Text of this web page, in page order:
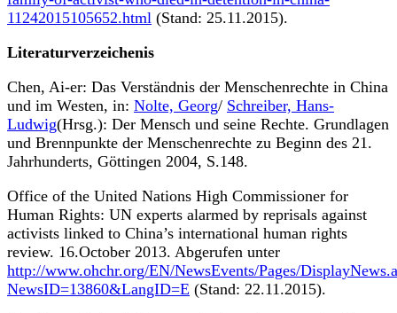
11242015105652.html (Stand: 25.11.2015).
Literaturverzeichenis
Chen, Ai-er: Das Verständnis der Menschenrechte in China
und im Westen, in: Nolte, Georg/ Schreiber, Hans-
Ludwig(Hrsg.): Der Mensch und seine Rechte. Grundlagen
und Brennpunkte der Menschenrechte zu Beginn des 21.
Jahrhunderts, Göttingen 2004, S.148.
Office of the United Nations High Commissioner for
Human Rights: UN experts alarmed by reprisals against
activists linked to China’s international human rights
review. 16.October 2013. Abgerufen unter
http://www.ohchr.org/EN/NewsEvents/Pages/
NewsID=13860&LangID=E (Stand: 22.11.2015).